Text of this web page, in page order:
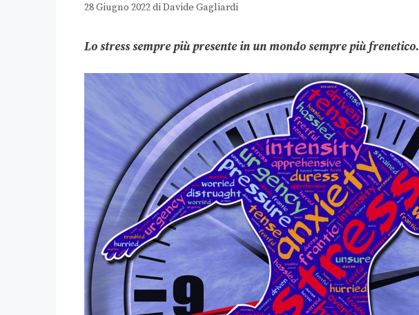
28 Giugno 2022diDavide Gagliardi
Lo stress sempre più presente in un mondo sempre più frenetico.